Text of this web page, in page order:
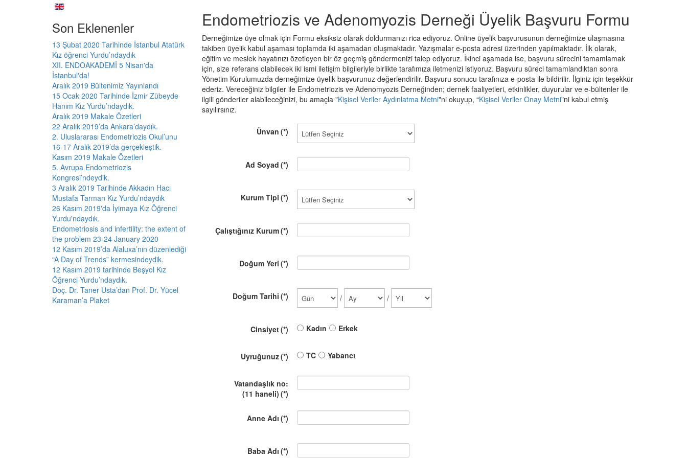
Son Eklenenler
13 Şubat 2020 Tarihinde İstanbul Atatürk
Kız öğrenci Yurdu’ndaydık
XII. ENDOAKADEMİ 5 Nisan'da
İstanbul'da!
Aralık 2019 Bültenimiz Yayınlandı
15 Ocak 2020 Tarihinde İzmir Zübeyde
Hanım Kız Yurdu’ndaydık.
Aralık 2019 Makale Özetleri
22 Aralık 2019’da Ankara’daydık.
2. Uluslararası Endometriozis Okul’unu
16-17 Aralık 2019’da gerçekleştik.
Kasım 2019 Makale Özetleri
5. Avrupa Endometriozis
Kongresi’ndeydik.
3 Aralık 2019 Tarihinde Akkadın Hacı
Mustafa Tarman Kız Yurdu’ndaydık
26 Kasım 2019'da İyimaya Kız Öğrenci
Yurdu'ndaydık.
Endometriosis and infertility: the extent of
the problem 23-24 January 2020
12 Kasım 2019’da Alaluxa’nın düzenlediği
“A Day of Trends” kermesindeydik.
12 Kasım 2019 tarihinde Beşyol Kız
Öğrenci Yurdu’ndaydık.
Doç. Dr. Taner Usta’dan Prof. Dr. Yücel
Karaman’a Plaket
Endometriozis ve Adenomyozis Derneği Üyelik Başvuru Formu
Derneğimize üye olmak için Formu eksiksiz olarak doldurmanızı rica ediyoruz. Online üyelik başvurusunun derneğimize ulaşmasına
takiben üyelik kabul aşaması toplamda iki aşamadan oluşmaktadır. Yazışmalar e-posta adresi üzerinden yapılmaktadır. İlk olarak,
eğitim ve meslek hayatınızı özetleyen bir öz geçmiş göndermenizi talep ediyoruz. İkinci aşamada ise, başvuru sürecini tamamlamak
için, size referans olabilecek iki ismi iletişim bilgileriyle birlikte tarafımıza iletmenizi istiyoruz. Başvuru süreci tamamlandıktan sonra
Yönetim Kurulumuzda derneğimize üyelik başvurunuz değerlendirilir. Başvuru sonucu tarafınıza e-posta ile bildirilir. İlginiz için teşekkür
ederiz. Vereceğiniz bilgiler ile Endometriozis ve Adenomyozis Derneğinden; dernek faaliyetleri, etkinlikler, duyurular ve e-bültenler ile
ilgili gönderiler alabileceğinizi, bu amaçla "Kişisel Veriler Aydınlatma Metni"ni okuyup, “Kişisel Veriler Onay Metni"ni kabul etmiş
sayılırsınız.
Ünvan (*)
Ad Soyad (*)
Kurum Tipi (*)
Çalıştığınız Kurum(*)
Doğum Yeri (*)
Doğum Tarihi (*) / /
Cinsiyet(*) Kadın Erkek
Uyruğunuz(*) TC Yabancı
Vatandaşlık no:
(11 haneli) (*)
Anne Adı (*)
Baba Adı (*)